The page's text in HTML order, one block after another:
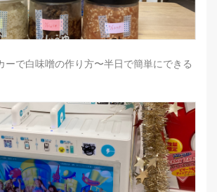
ーで白味噌の作り方〜半日で簡単にできる